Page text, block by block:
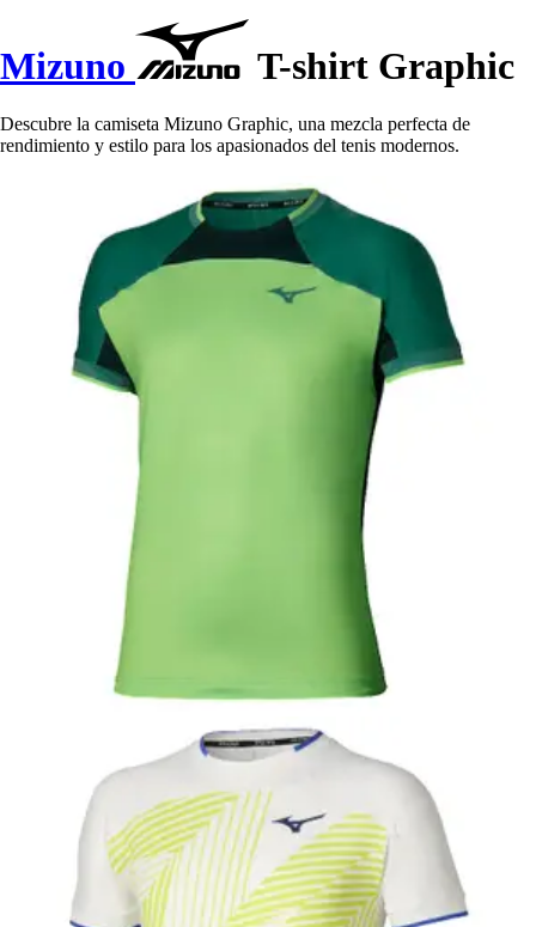
Mizuno T-shirt Graphic
Descubre la camiseta Mizuno Graphic, una mezcla perfecta de
rendimiento y estilo para los apasionados del tenis modernos.